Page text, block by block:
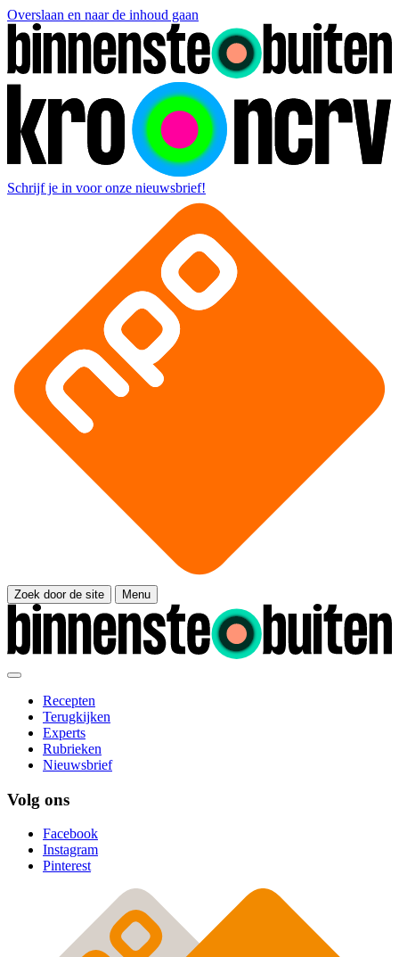
Overslaan en naar de inhoud gaan
Schrijf je in voor onze nieuwsbrief!
Zoek door de site Menu
Recepten
Terugkijken
Experts
Rubrieken
Nieuwsbrief
Volg ons
Facebook
Instagram
Pinterest